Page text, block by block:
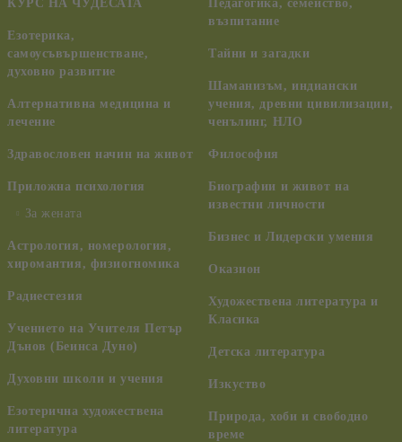
КУРС НА ЧУДЕСАТА
Езотерика,
самоусъвършенстване,
духовно развитие
Алтернативна медицина и
лечение
Здравословен начин на живот
Приложна психология
За жената
Астрология, номерология,
хиромантия, физиогномика
Радиестезия
Учението на Учителя Петър
Дънов (Беинса Дуно)
Духовни школи и учения
Езотерична художествена
литература
Педагогика, семейство,
възпитание
Тайни и загадки
Шаманизъм, индиански
учения, древни цивилизации,
ченълинг, НЛО
Философия
Биографии и живот на
известни личности
Бизнес и Лидерски умения
Оказион
Художествена литература и
Класика
Детска литература
Изкуство
Природа, хоби и свободно
време